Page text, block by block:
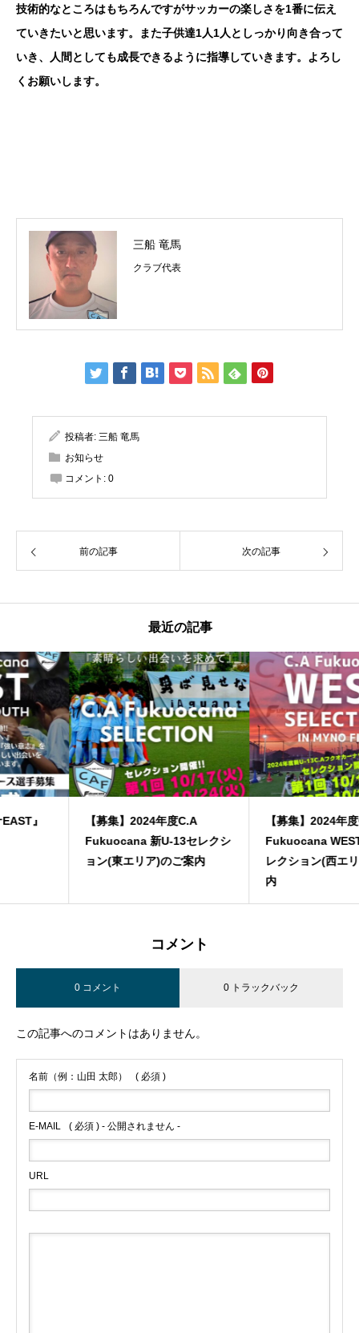
技術的なところはもちろんですがサッカーの楽しさを1番に伝え
ていきたいと思います。また子供達1人1人としっかり向き合って
いき、人間としても成長できるように指導していきます。よろし
くお願いします。
三船 竜馬
クラブ代表
投稿者: 三船 竜馬
お知らせ
コメント: 0
前の記事 次の記事
最近の記事
【募集】2024年度C.A
Fukuocana 新U-13セレクシ
ョン(東エリア)のご案内
【募集】2024年度C.A
Fukuocana WEST 新U-13セ
レクション(西エリア)のご案
コメント
0 コメント 0 トラックバック
この記事へのコメントはありません。
名前（例：山田 太郎） ( 必須 )
E-MAIL ( 必須 ) - 公開されません -
URL